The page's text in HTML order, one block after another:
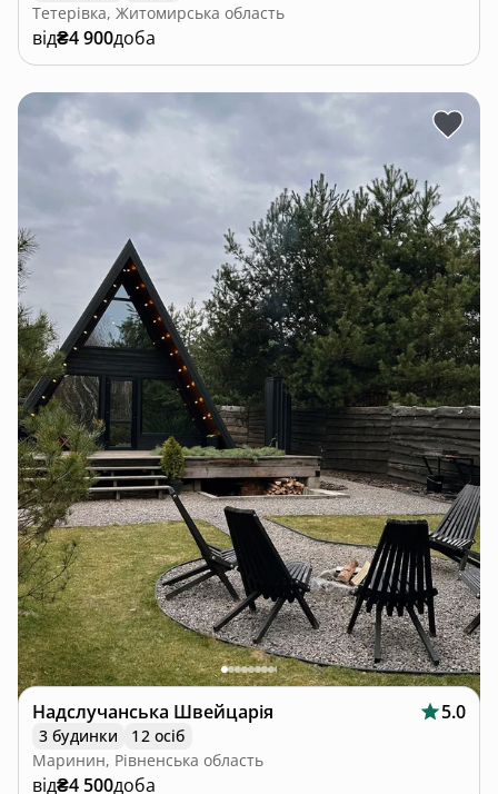
Тетерівка, Житомирська область
від₴4 900доба
Надслучанська Швейцарія 5.0
3 будинки
12 осіб
Маринин, Рівненська область
від₴4 500доба